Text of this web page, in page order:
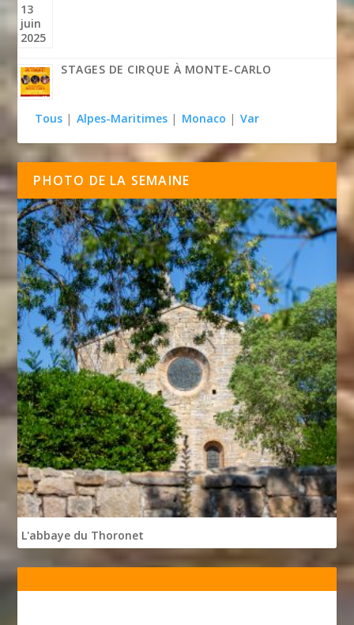
STAGES DE CIRQUE À MONTE-CARLO
Tous | Alpes-Maritimes | Monaco | Var
PHOTO DE LA SEMAINE
L'abbaye du Thoronet